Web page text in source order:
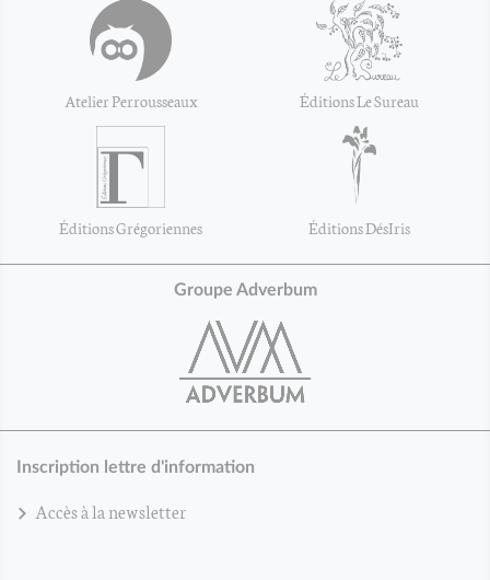
Atelier Perrousseaux Éditions Le Sureau
Éditions Grégoriennes Éditions DésIris
Groupe Adverbum
Inscription lettre d'information
Accès à la newsletter